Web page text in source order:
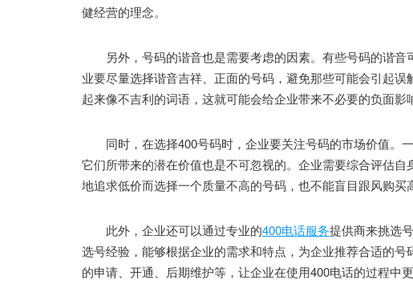
健经营的理念。
另外，号码的谐音也是需要考虑的因素。有些号码的谐音
业要尽量选择谐音吉祥、正面的号码，避免那些可能会引起
起来像不吉利的词语，这就可能会给企业带来不必要的负面影
同时，在选择400号码时，企业要关注号码的市场价值。
它们所带来的潜在价值也是不可忽视的。企业需要综合评估
地追求低价而选择一个质量不高的号码，也不能盲目跟风购买
此外，企业还可以通过专业的400电话服务提供商来挑选
选号经验，能够根据企业的需求和特点，为企业推荐合适的
的申请、开通、后期维护等，让企业在使用400电话的过程中更